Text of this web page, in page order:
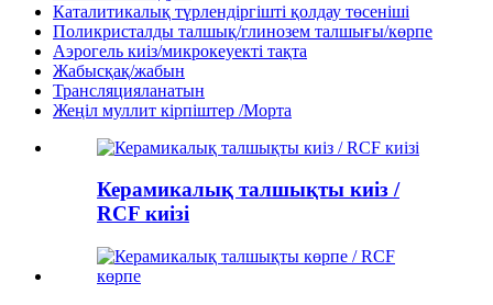
Каталитикалық түрлендіргішті қолдау төсеніші
Поликристалды талшық/глинозем талшығы/көрпе
Аэрогель киіз/микрокеуекті тақта
Жабысқақ/жабын
Трансляцияланатын
Жеңіл муллит кірпіштер /Морта
Керамикалық талшықты киіз /
RCF киізі